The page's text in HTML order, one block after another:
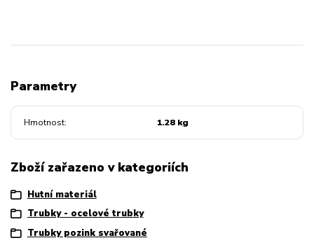
Parametry
Hmotnost 1.28 kg
Zboží zařazeno v kategoriích
Hutní materiál
Trubky - ocelové trubky
Trubky pozink svařované